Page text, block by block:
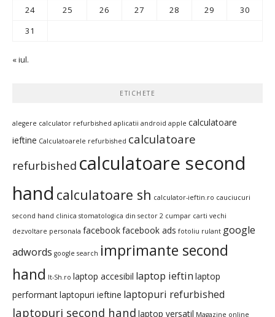
24
25 26 27 28 29
30
31
« iul.
ETICHETE
alegere calculator refurbished aplicatii android apple calculatoare
ieftine Calculatoarele refurbished calculatoare
refurbished calculatoare second
hand calculatoare sh calculator-ieftin.ro cauciucuri
second hand clinica stomatologica din sector 2 cumpar carti vechi
dezvoltare personala facebookfacebook ads fotoliu rulant google
adwords google search imprimante second
hand It-Sh.ro laptop accesibil laptop ieftin laptop
performantlaptopuri ieftine laptopuri refurbished
laptopuri second hand laptop versatil Magazine online